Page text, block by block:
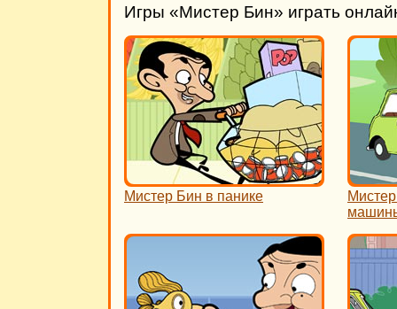
Игры «Мистер Бин» играть
Мистер Бин в панике